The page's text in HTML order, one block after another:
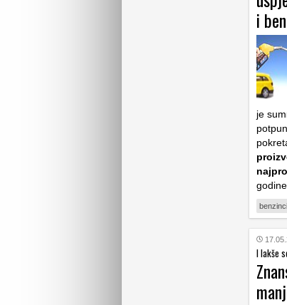
i
je
benzinci
I lakše